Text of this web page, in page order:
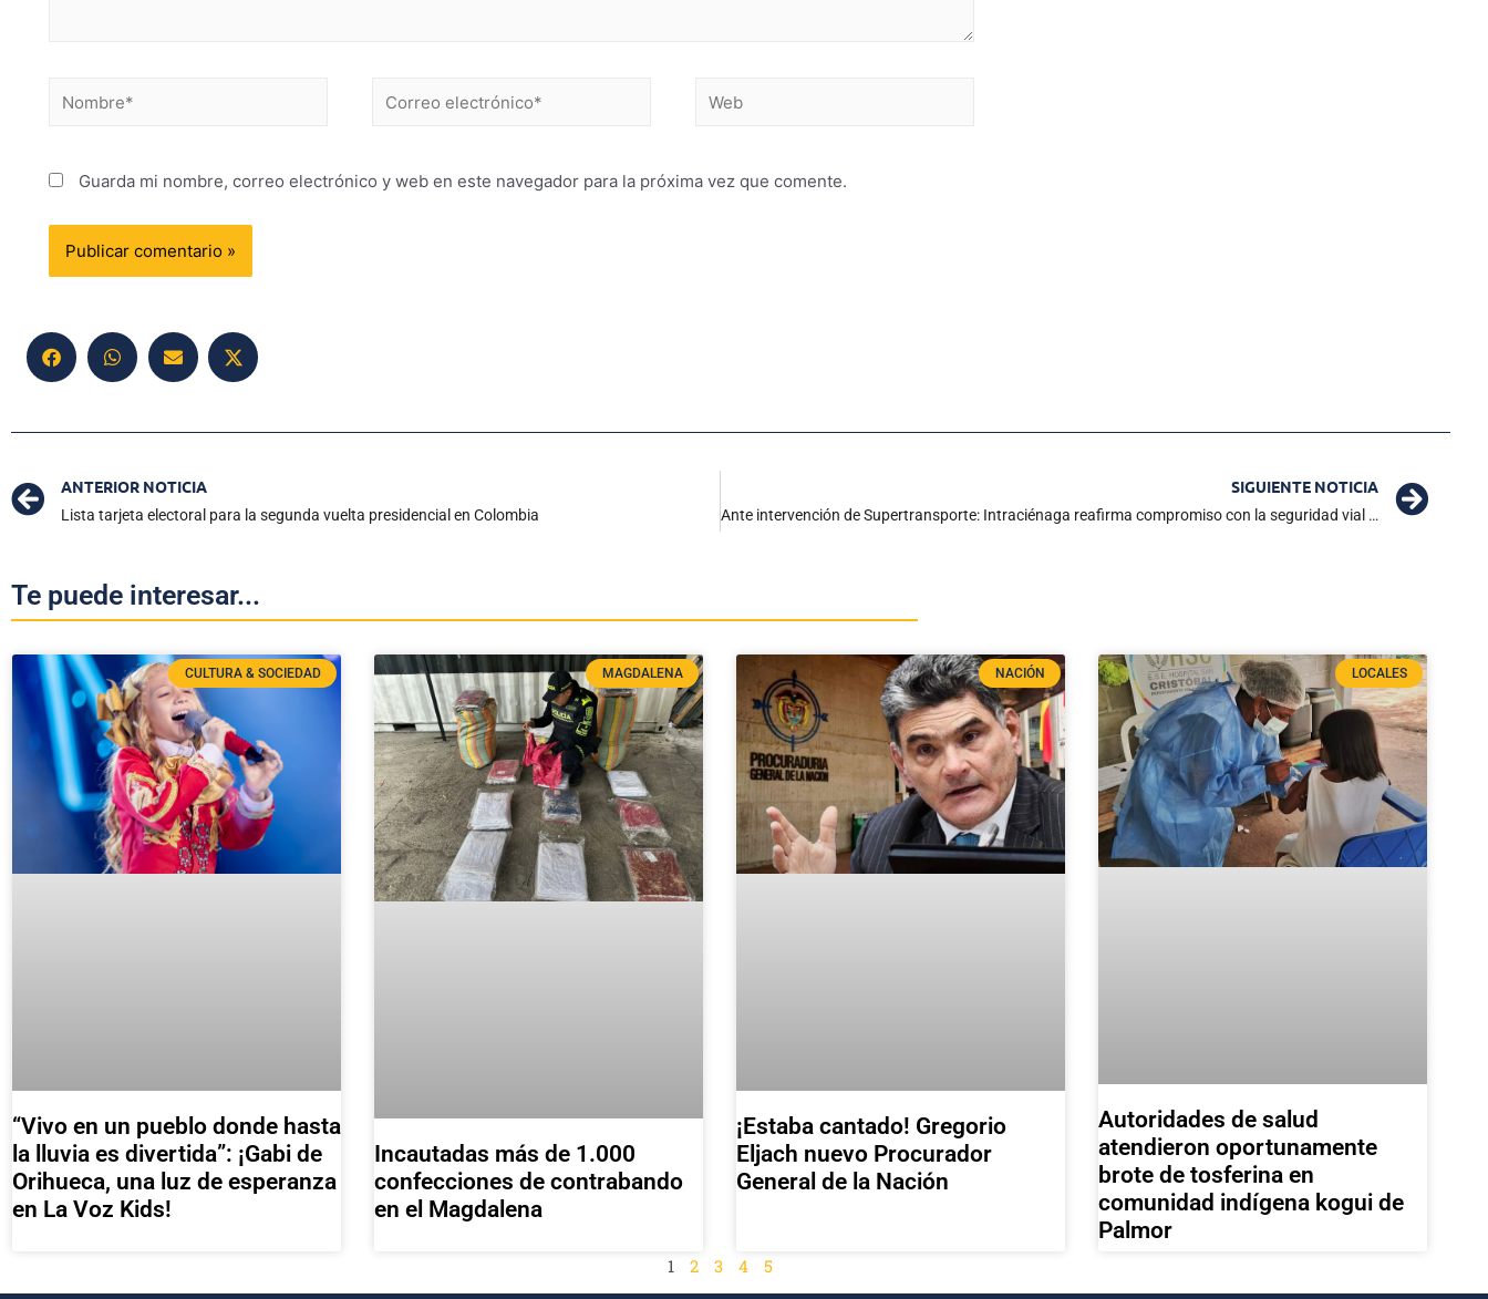
Guarda mi nombre, correo electrónico y web en este navegador para la próxima vez que comente.
ANTERIOR NOTICIA
Lista tarjeta electoral para la segunda vuelta presidencial en Colombia
SIGUIENTE NOTICIA
Ante intervención de Supertransporte: Intraciénaga reafirma compromiso con la seguridad vial y transparencia institucional
Te puede interesar...
CULTURA & SOCIEDAD
“Vivo en un pueblo donde hasta
la lluvia es divertida”: ¡Gabi de
Orihueca, una luz de esperanza
en La Voz Kids!
MAGDALENA
Incautadas más de 1.000
confecciones de contrabando
en el Magdalena
NACIÓN
¡Estaba cantado! Gregorio
Eljach nuevo Procurador
General de la Nación
LOCALES
Autoridades de salud
atendieron oportunamente
brote de tosferina en
comunidad indígena kogui de
Palmor
1 2 3 4 5